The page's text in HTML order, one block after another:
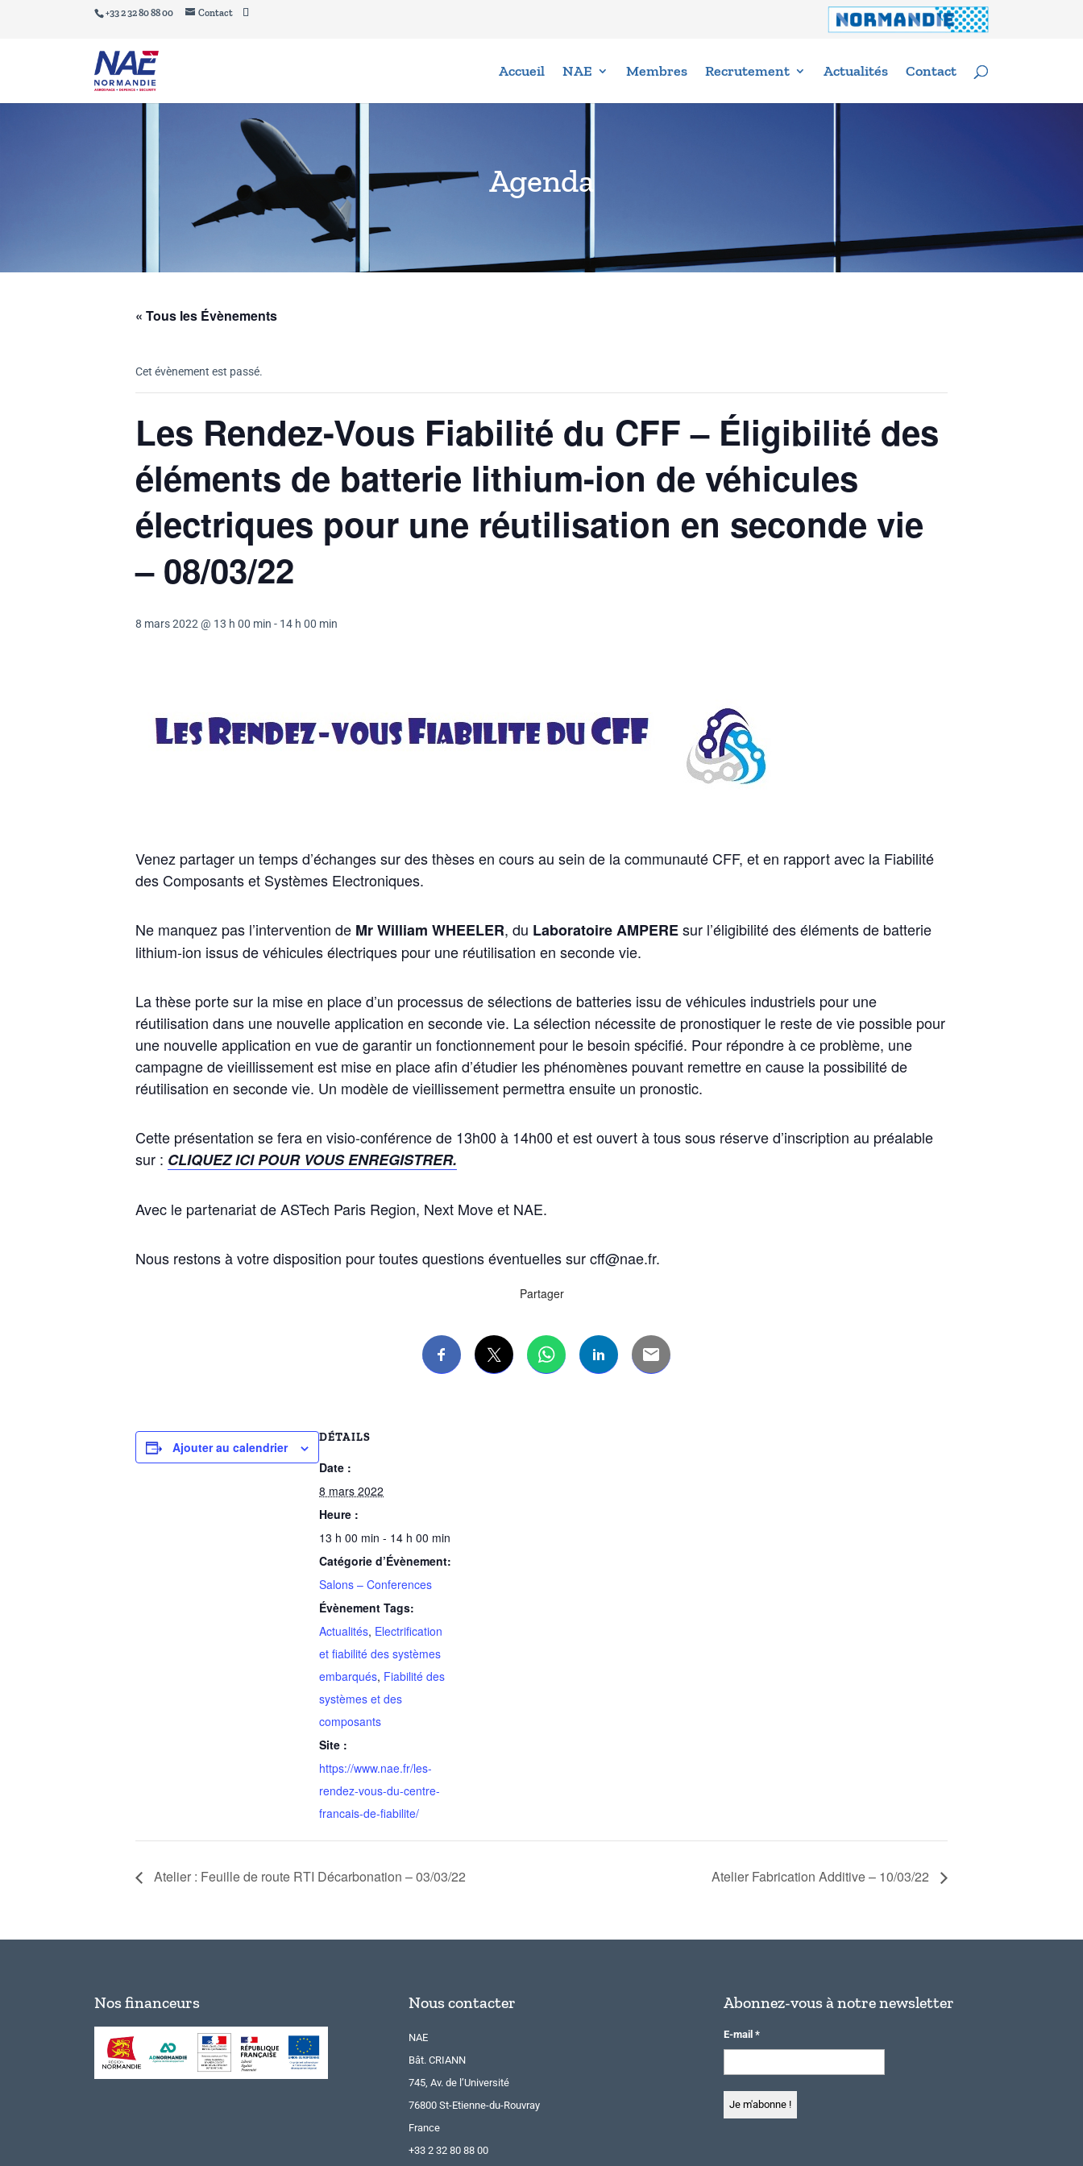
+33 2 32 80 88 00 Contact
Accueil NAE Membres Recrutement Actualités Contact
Agenda
« Tous les Évènements
Cet évènement est passé.
Les Rendez-Vous Fiabilité du CFF – Éligibilité des
éléments de batterie lithium-ion de véhicules
électriques pour une réutilisation en seconde vie
– 08/03/22
8 mars 2022 @ 13 h 00 min - 14 h 00 min
Venez partager un temps d’échanges sur des thèses en cours au sein de la communauté CFF, et en rapport avec la Fiabilité
des Composants et Systèmes Electroniques.
Ne manquez pas l’intervention de Mr William WHEELER, du Laboratoire AMPEREsur l’éligibilité des éléments de batterie
lithium-ion issus de véhicules électriques pour une réutilisation en seconde vie.
La thèse porte sur la mise en place d’un processus de sélections de batteries issu de véhicules industriels pour une
réutilisation dans une nouvelle application en seconde vie. La sélection nécessite de pronostiquer le reste de vie possible pour
une nouvelle application en vue de garantir un fonctionnement pour le besoin spécifié. Pour répondre à ce problème, une
campagne de vieillissement est mise en place afin d’étudier les phénomènes pouvant remettre en cause la possibilité de
réutilisation en seconde vie. Un modèle de vieillissement permettra ensuite un pronostic.
Cette présentation se fera en visio-conférence de 13h00 à 14h00 et est ouvert à tous sous réserve d’inscription au préalable
sur : CLIQUEZ ICIPOUR VOUS ENREGISTRER.
Avec le partenariat de ASTech Paris Region, Next Move et NAE.
Nous restons à votre disposition pour toutes questions éventuelles sur cff@nae.fr.
Partager
Ajouter au calendrier
DÉTAILS
Date :
8 mars 2022
Heure :
13 h 00 min - 14 h 00 min
Catégorie d’Évènement:
Salons – Conferences
Évènement Tags:
Actualités, Electrification
et fiabilité des systèmes
embarqués, Fiabilité des
systèmes et des
composants
Site :
https://www.nae.fr/les-
rendez-vous-du-centre-
francais-de-fiabilite/
Atelier : Feuille de route RTI Décarbonation – 03/03/22 Atelier Fabrication Additive – 10/03/22
Nos financeurs Nous contacter
NAE
Bât. CRIANN
745, Av. de l’Université
76800 St-Etienne-du-Rouvray
France
+33 2 32 80 88 00
Abonnez-vous à notre newsletter
E-mail *